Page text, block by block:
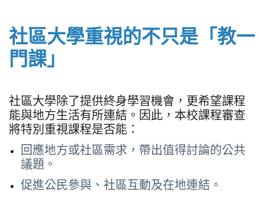
社區大學重視的不只是「教一
門課」
社區大學除了提供終身學習機會，更希望課程
能與地方生活有所連結。因此，本校課程審查
將特別重視課程是否能：
回應地方或社區需求，帶出值得討論的公共
議題。
促進公民參與、社區互動及在地連結。